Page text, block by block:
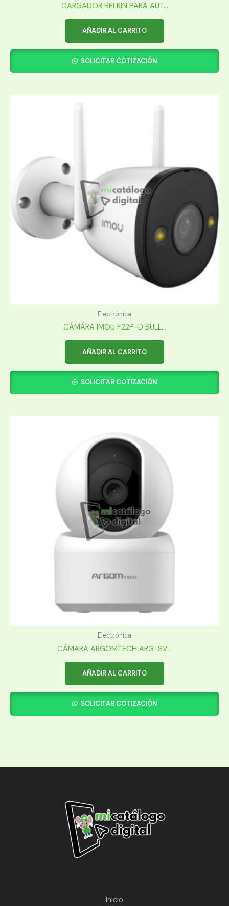
CARGADOR BELKIN PARA AUT...
AÑADIR AL CARRITO
SOLICITAR COTIZACIÓN
Electrónica
CÁMARA IMOU F22P-D BULL...
AÑADIR AL CARRITO
SOLICITAR COTIZACIÓN
Electrónica
CÁMARA ARGOMTECH ARG-SV...
AÑADIR AL CARRITO
SOLICITAR COTIZACIÓN
Inicio